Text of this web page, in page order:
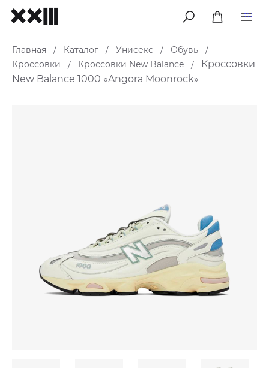
меню
Главная / Каталог / Унисекс / Обувь
/
Кроссовки
/ Кроссовки New Balance /
Кроссовки
New Balance 1000 «Angora Moonrock»